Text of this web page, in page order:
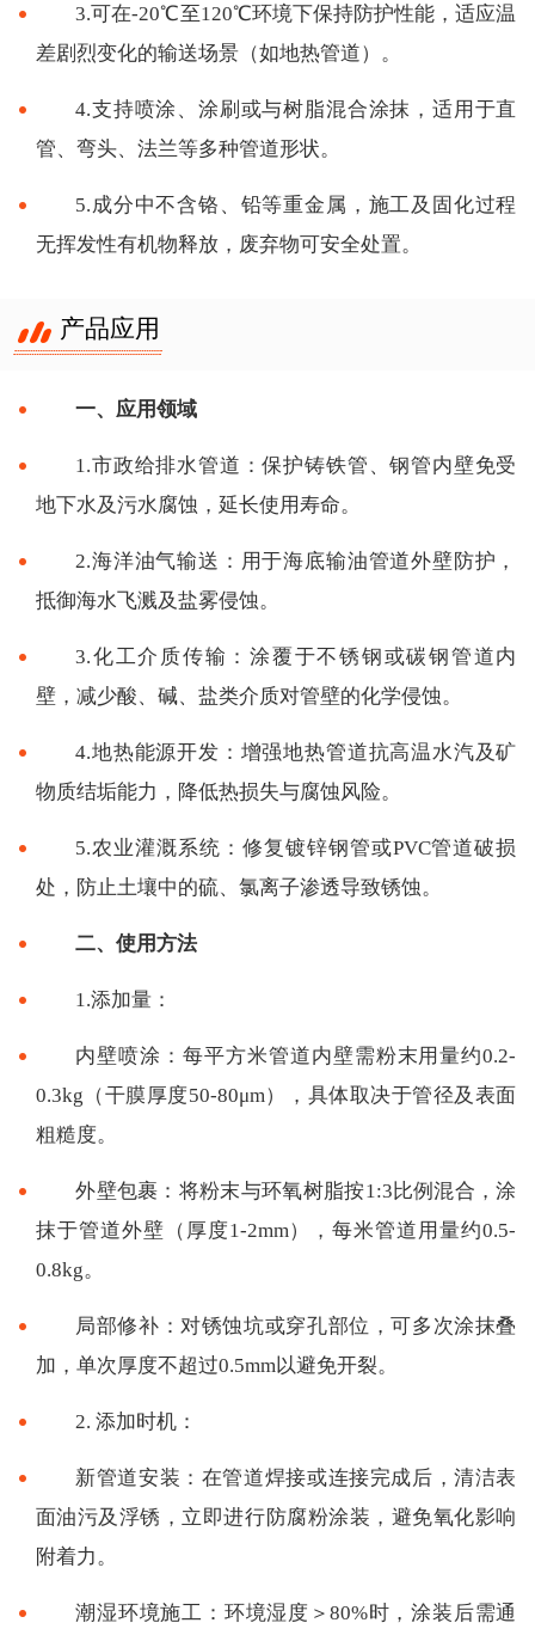
3.可在-20℃至120℃环境下保持防护性能，适应温
差剧烈变化的输送场景（如地热管道）。
4.支持喷涂、涂刷或与树脂混合涂抹，适用于直
管、弯头、法兰等多种管道形状。
5.成分中不含铬、铅等重金属，施工及固化过程
无挥发性有机物释放，废弃物可安全处置。
产品应用
一、应用领域
1.市政给排水管道：保护铸铁管、钢管内壁免受
地下水及污水腐蚀，延长使用寿命。
2.海洋油气输送：用于海底输油管道外壁防护，
抵御海水飞溅及盐雾侵蚀。
3.化工介质传输：涂覆于不锈钢或碳钢管道内
壁，减少酸、碱、盐类介质对管壁的化学侵蚀。
4.地热能源开发：增强地热管道抗高温水汽及矿
物质结垢能力，降低热损失与腐蚀风险。
5.农业灌溉系统：修复镀锌钢管或PVC管道破损
处，防止土壤中的硫、氯离子渗透导致锈蚀。
二、使用方法
1.添加量：
内壁喷涂：每平方米管道内壁需粉末用量约0.2-
0.3kg（干膜厚度50-80μm），具体取决于管径及表面
粗糙度。
外壁包裹：将粉末与环氧树脂按1:3比例混合，涂
抹于管道外壁（厚度1-2mm），每米管道用量约0.5-
0.8kg。
局部修补：对锈蚀坑或穿孔部位，可多次涂抹叠
加，单次厚度不超过0.5mm以避免开裂。
2. 添加时机：
新管道安装：在管道焊接或连接完成后，清洁表
面油污及浮锈，立即进行防腐粉涂装，避免氧化影响
附着力。
潮湿环境施工：环境湿度＞80%时，涂装后需通